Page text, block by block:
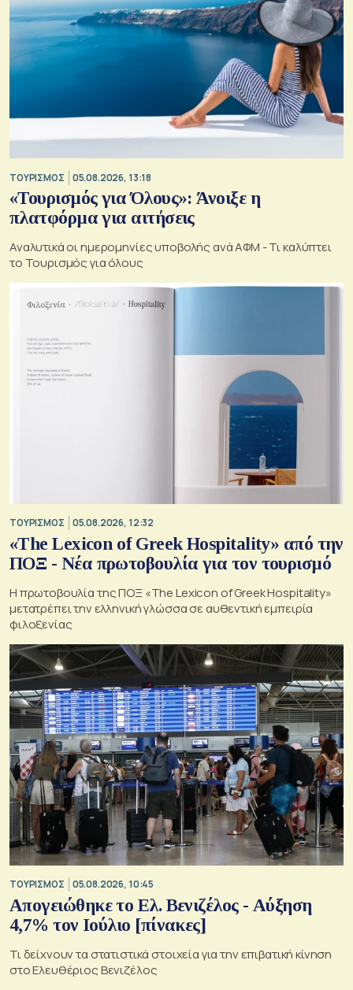
ΤΟΥΡΙΣΜΟΣ 05.08.2026, 13:18
«Τουρισμός για Όλους»: Άνοιξε η
πλατφόρμα για αιτήσεις
Αναλυτικά οι ημερομηνίες υποβολής ανά ΑΦΜ - Τι καλύπτει
το Τουρισμός για όλους
ΤΟΥΡΙΣΜΟΣ 05.08.2026, 12:32
«The Lexicon of Greek Hospitality» από την
ΠΟΞ - Νέα πρωτοβουλία για τον τουρισμό
Η πρωτοβουλία της ΠΟΞ «The Lexicon of Greek Hospitality»
μετατρέπει την ελληνική γλώσσα σε αυθεντική εμπειρία
φιλοξενίας
ΤΟΥΡΙΣΜΟΣ 05.08.2026, 10:45
Απογειώθηκε το Ελ. Βενιζέλος - Αύξηση
4,7% τον Ιούλιο [πίνακες]
Τι δείχνουν τα στατιστικά στοιχεία για την επιβατική κίνηση
στο Ελευθέριος Βενιζέλος